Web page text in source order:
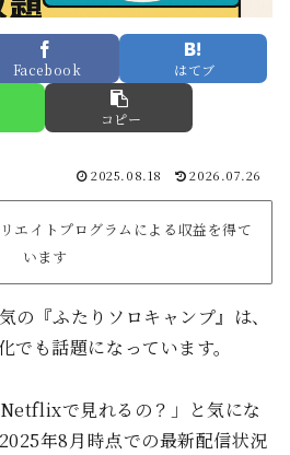
Facebook はてブ
コピー
2025.08.18 2026.07.26
エイトプログラムによる収益を得て
います
の『ふたりソロキャンプ』は、
でも話題になっています。
で見れるの？」と気にな
年8月時点での最新配信状況